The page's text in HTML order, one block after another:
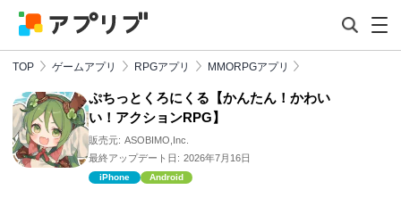
TOP ゲームアプリ RPGアプリ MMORPGアプリ
ぷちっとくろにくる【かんたん！かわい
い！アクションRPG】
販売元: ASOBIMO,Inc.
最終アップデート日: 2026年7月16日
iPhone Android